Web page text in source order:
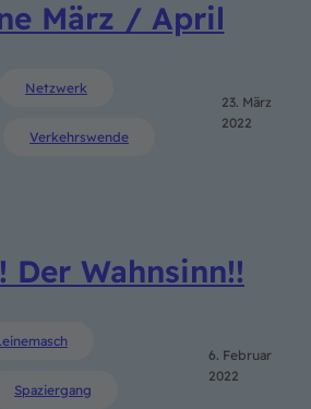
März / April
Netzwerk
Verkehrswende
23. März
2022
Der Wahnsinn!!
Spaziergang
6. Februar
2022